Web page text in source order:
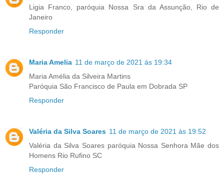
Ligia Franco, paróquia Nossa Sra da Assunção, Rio de
Janeiro
Responder
Maria Amelia 11 de março de 2021 às 19:34
Maria Amélia da Silveira Martins
Paróquia São Francisco de Paula em Dobrada SP
Responder
Valéria da Silva Soares 11 de março de 2021 às 19:52
Valéria da Silva Soares paróquia Nossa Senhora Mãe dos
Homens Rio Rufino SC
Responder